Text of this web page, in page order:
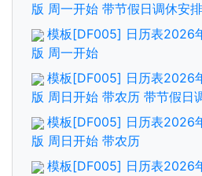
版 周一开始 带节假日调休安排
模板[DF005] 日历表2026
版 周一开始
模板[DF005] 日历表2026
版 周日开始 带农历 带节假日
模板[DF005] 日历表2026
版 周日开始 带农历
模板[DF005] 日历表2026